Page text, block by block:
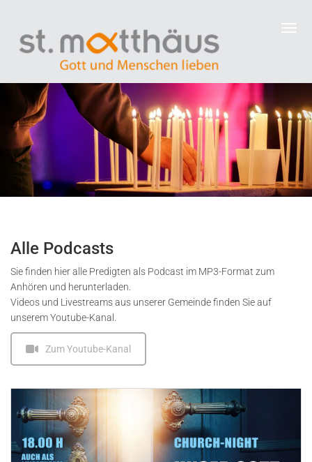
Alle Podcasts
Sie finden hier alle Predigten als Podcast im MP3-Format zum
Anhören und herunterladen.
Videos und Livestreams aus unserer Gemeinde finden Sie auf
unserem Youtube-Kanal.
Zum Youtube-Kanal